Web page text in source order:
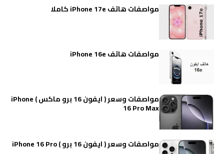
مواصفات هاتف iPhone 17e كاملا
مواصفات هاتف iPhone 16e
مواصفات وسعر ( ايفون 16 برو ماكس ) iPhone
16 Pro Max
مواصفات وسعر ( ايفون 16 برو ) iPhone 16 Pro